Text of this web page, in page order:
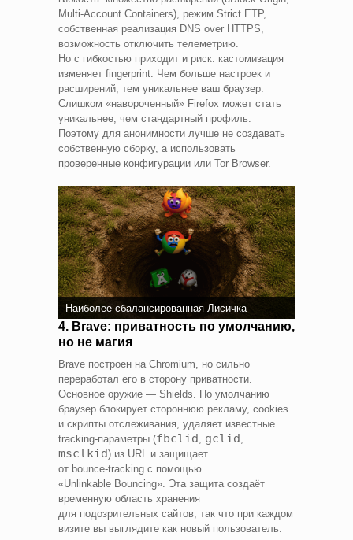
Multi‑Account Containers), режим Strict ETP,
собственная реализация DNS over HTTPS,
возможность отключить телеметрию.
Но с гибкостью приходит и риск: кастомизация
изменяет fingerprint. Чем больше настроек и
расширений, тем уникальнее ваш браузер.
Слишком «навороченный» Firefox может стать
уникальнее, чем стандартный профиль.
Поэтому для анонимности лучше не создавать
собственную сборку, а использовать
проверенные конфигурации или Tor Browser.
Наиболее сбалансированная Лисичка
4. Brave: приватность по умолчанию,
но не магия
Brave построен на Chromium, но сильно
переработал его в сторону приватности.
Основное оружие — Shields. По умолчанию
браузер блокирует стороннюю рекламу, cookies
и скрипты отслеживания, удаляет известные
tracking‑параметры (fbclid gclid
msclkid) из URL и защищает
от bounce‑tracking с помощью
«Unlinkable Bouncing». Эта защита создаёт
временную область хранения
для подозрительных сайтов, так что при каждом
визите вы выглядите как новый пользователь.